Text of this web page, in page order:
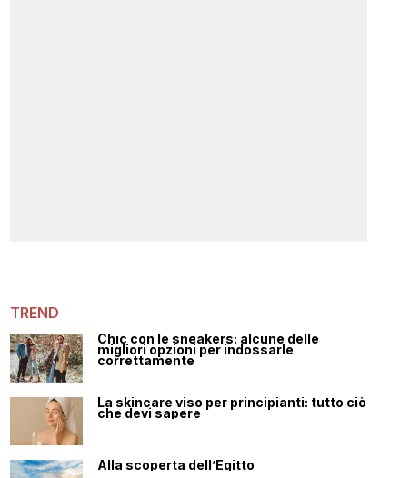
TREND
Chic con le sneakers: alcune delle
migliori opzioni per indossarle
correttamente
La skincare viso per principianti: tutto ciò
che devi sapere
Alla scoperta dell’Egitto